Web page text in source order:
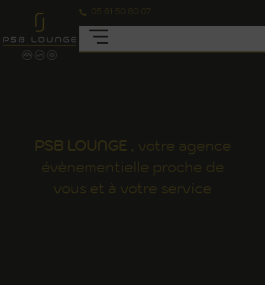
05 61 50 80 07
PSB LOUNGE , votre agence
évènementielle proche de
vous et à votre service